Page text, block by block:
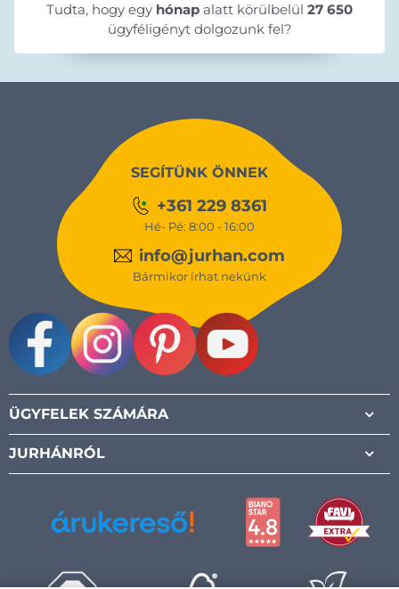
Tudta, hogy egy hónap alatt körülbelül 27 650
ügyféligényt dolgozunk fel?
SEGÍTÜNK ÖNNEK
+361 229 8361
Hé- Pé: 8:00 - 16:00
info@jurhan.com
Bármikor írhat nekünk
ÜGYFELEK SZÁMÁRA
JURHÁNRÓL